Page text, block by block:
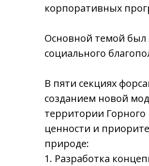
корпоративных
Основной темой был
социального
В пяти секциях
созданием новой
территории
ценности и
природе:
1. Разработка